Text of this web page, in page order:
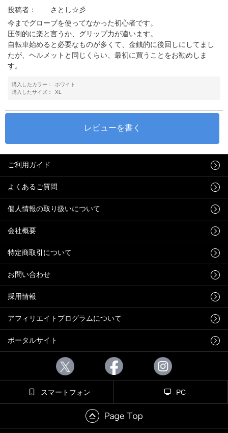
投稿者：
さとし☆彡
今までグローブを使ってなかった初心者です。
圧倒的に楽と言うか、グリップ力が違います。
自転車始めると必要なものが多くて、金銭的に後回しにしてまし
たが、ヘルメットと同じくらい、最初に買うことをお勧めしま
す。
購入したカラー：
ホワイト
購入したサイズ：
XL
ご利用ガイド
よくあるご質問
個人情報の取り扱いについて
会社概要
特定商取引について
お問い合わせ
採用情報
アフィリエイトプログラムについて
ポータルサイト
スマートフォン PC